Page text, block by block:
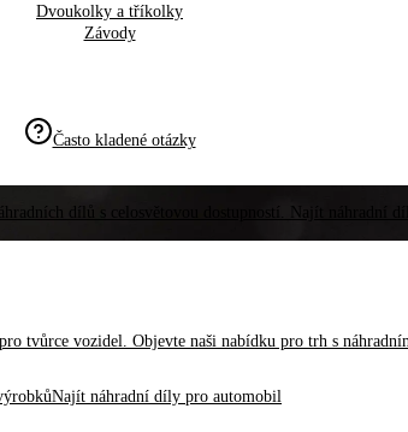
Dvoukolky a tříkolky
Závody
Často kladené otázky
dílů s celosvětovou dostupností. Najít náhradní
tvůrce vozidel. Objevte naši nabídku pro trh s
Najít náhradní díly pro automobil